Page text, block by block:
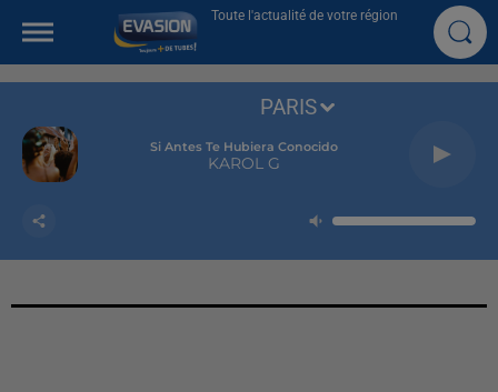
Toute l'actualité de votre région
Si Antes Te Hubiera Conocido
KAROL G
PARIS